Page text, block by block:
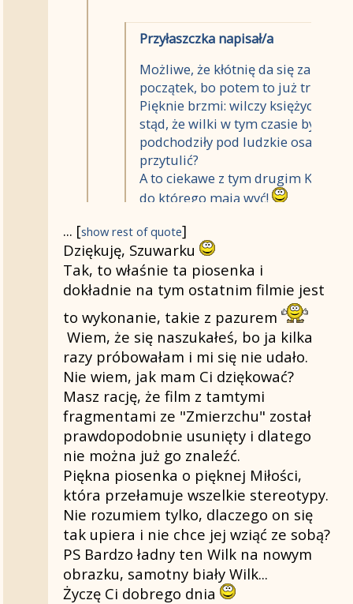
Przyłaszczka napisał/a
Możliwe, że kłótnię da się
początek, bo potem to już
Pięknie brzmi: wilczy księżyc.
stąd, że wilki w tym czasie było
podchodziły pod ludzkie osady. A
przytulić?
A to ciekawe z tym drugim
do którego mają wyć!
Prawdopodobnie nie jesteś
w innym kierunku.
Nie, nie o tę piosenkę mi chodziło,
Dziękuję. Tamta miała tytuł
dawno jej nie słyszałam.
Dziękuję i również życzę Ci
...[show rest of quote]
...[show rest of quote]
Cześć Przyłaszczko,
pamiętam, że kiedyś na forum „Magia”
filmu Zmierzch,
ale niestety nie mogę jej znaleźć, mimo
Wydaje mi się jednak, że mogła to być
rockowego КПД,
tylko wtedy była połączona ze scenami
https://www.youtube.com/
https://www.youtube.com/
https://www.youtube.com/
...[show rest of quote
... [show rest of quote]
Dziękuję, Szuwarku
Tak, to właśnie ta piosenka i
dokładnie na tym ostatnim filmie jest
to wykonanie, takie z pazurem
Wiem, że się naszukałeś, bo ja kilka
razy próbowałam i mi się nie udało.
Nie wiem, jak mam Ci dziękować?
Masz rację, że film z tamtymi
fragmentami ze "Zmierzchu" został
prawdopodobnie usunięty i dlatego
nie można już go znaleźć.
Piękna piosenka o pięknej Miłości,
która przełamuje wszelkie stereotypy.
Nie rozumiem tylko, dlaczego on się
tak upiera i nie chce jej wziąć ze sobą?
PS Bardzo ładny ten Wilk na nowym
obrazku, samotny biały Wilk...
Życzę Ci dobrego dnia